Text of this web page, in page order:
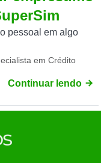
pessoal em algo
em Crédito
Continuar lendo